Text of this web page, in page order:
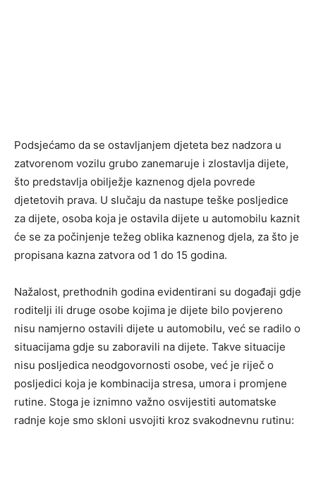
Podsjećamo da se ostavljanjem djeteta bez nadzora u
zatvorenom vozilu grubo zanemaruje i zlostavlja dijete,
što predstavlja obilježje kaznenog djela povrede
djetetovih prava. U slučaju da nastupe teške posljedice
za dijete, osoba koja je ostavila dijete u automobilu kaznit
će se za počinjenje težeg oblika kaznenog djela, za što je
propisana kazna zatvora od 1 do 15 godina.
Nažalost, prethodnih godina evidentirani su događaji gdje
roditelji ili druge osobe kojima je dijete bilo povjereno
nisu namjerno ostavili dijete u automobilu, već se radilo o
situacijama gdje su zaboravili na dijete. Takve situacije
nisu posljedica neodgovornosti osobe, već je riječ o
posljedici koja je kombinacija stresa, umora i promjene
rutine. Stoga je iznimno važno osvijestiti automatske
radnje koje smo skloni usvojiti kroz svakodnevnu rutinu: